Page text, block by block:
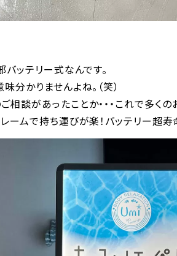
バッテリー式なんです。
分かりませんよね。（笑）
談があったことか・・・これで多く
ームで持ち運びが楽！バッテリー超寿